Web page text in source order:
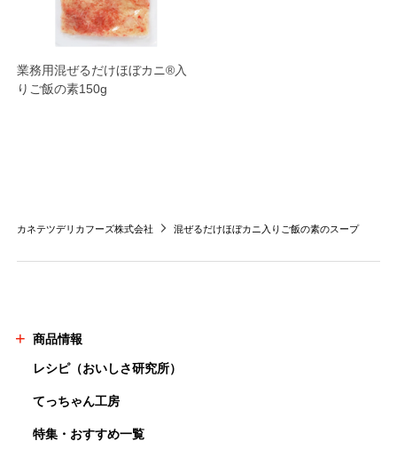
業務用混ぜるだけほぼカニ®入
りご飯の素150g
カネテツデリカフーズ株式会社 混ぜるだけほぼカニ入りご飯の素のスープ
商品情報
レシピ（おいしさ研究所）
てっちゃん工房
特集・おすすめ一覧